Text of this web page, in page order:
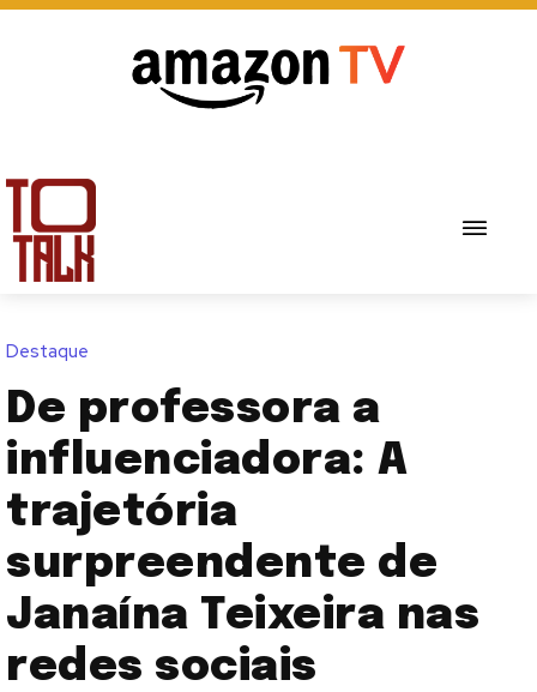
Destaque
De professora a
influenciadora: A
trajetória
surpreendente de
Janaína Teixeira nas
redes sociais